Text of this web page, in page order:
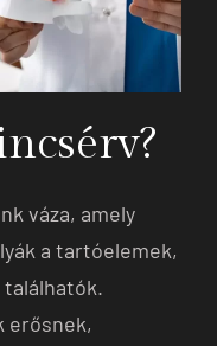
váza, amely
a tartóelemek,
erősnek,